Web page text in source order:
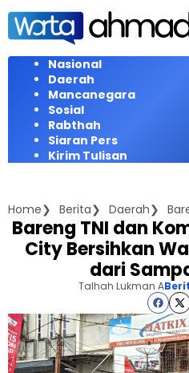
Langsung
konten
Nasional
Daerah
Mancanegara
Sosial
Rabthah
Siaran Pers
Kirim Tulisan
Home Berita Daerah
Bareng TNI dan
City Bersihkan
dari
Talhah Lukman A